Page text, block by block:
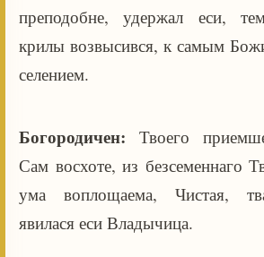
преподобне, удержал еси,
крилы возвысився, к самым
селением.
Богородичен:Твоего
Сам восхоте, из безсеменнаго
ума воплощаема, Чистая,
явилася еси Владычица.